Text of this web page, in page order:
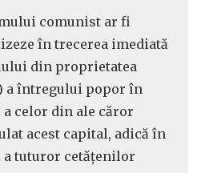
comunist ar fi
în trecerea imediată
din proprietatea
a întregului popor în
celor din ale căror
acest capital, adică în
tuturor cetățenilor